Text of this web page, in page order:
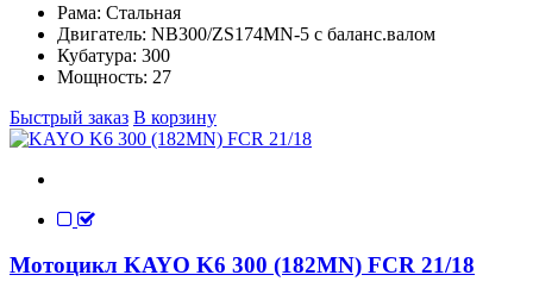
Рама: Стальная
Двигатель: NB300/ZS174MN-5 с баланс.валом
Кубатура: 300
Мощность: 27
Быстрый заказ В корзину
Мотоцикл KAYO K6 300 (182MN) FCR 21/18